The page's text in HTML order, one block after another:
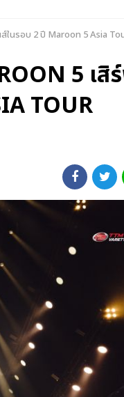
นรอบ 2 ปี Maroon 5 Asia
5 เสิ
TOUR